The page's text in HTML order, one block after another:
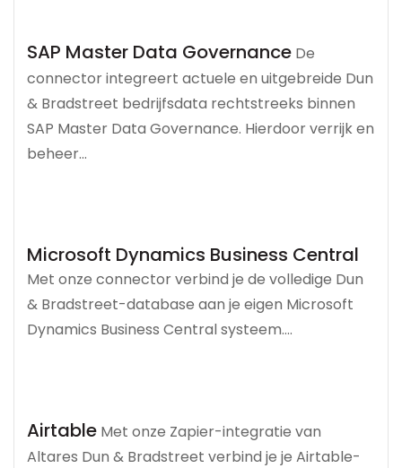
SAP Master Data Governance De
connector integreert actuele en uitgebreide Dun
& Bradstreet bedrijfsdata rechtstreeks binnen
SAP Master Data Governance. Hierdoor verrijk en
beheer...
Microsoft Dynamics Business Central
Met onze connector verbind je de volledige Dun
& Bradstreet-database aan je eigen Microsoft
Dynamics Business Central systeem....
Airtable Met onze Zapier-integratie van
Altares Dun & Bradstreet verbind je je Airtable-